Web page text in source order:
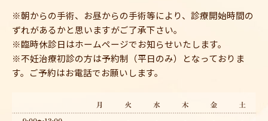
※朝からの手術、お昼からの手術等により、診療開始時間の
ずれがあるかと思いますがご了承下さい。
※臨時休診日はホームページでお知らせいたします。
※不妊治療初診の方は予約制（平日のみ）となっておりま
す。ご予約はお電話でお願いします。